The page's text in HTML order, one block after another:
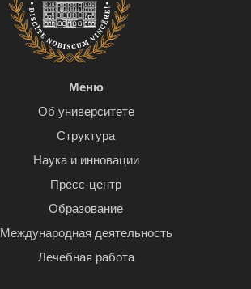
Меню
Об университете
Структура
Наука и инновации
Пресс-центр
Образование
Международная деятельность
Лечебная работа